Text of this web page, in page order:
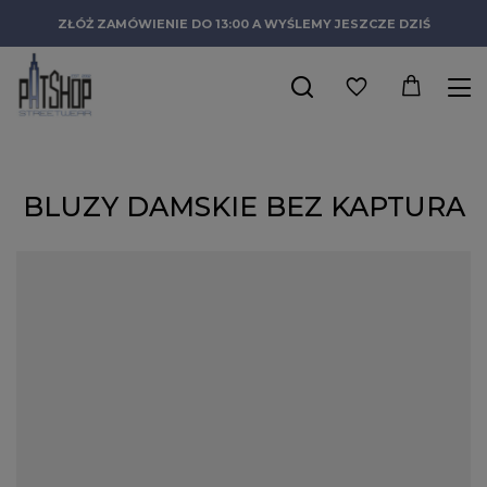
ZŁÓŻ ZAMÓWIENIE DO 13:00 A WYŚLEMY JESZCZE DZIŚ
BLUZY DAMSKIE BEZ KAPTURA